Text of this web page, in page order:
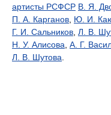
артисты РСФСР В. Я.
П. А. Карганов, Ю. И.
Г. И. Сальников, Л. В.
Н. У. Алисова, А. Г.
Л. В. Шутова.